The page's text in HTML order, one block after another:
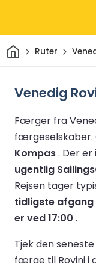
HjemRuter
Venedig
Færger fra
færgeselskaber.
Kompas. Der er
ugentlig
Rejsen tager
tidligste afgang
er ved 17:00 .
Tjek den
færge til Rovinj i